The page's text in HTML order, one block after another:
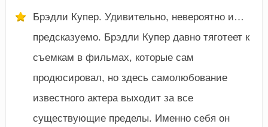
Брэдли Купер. Удивительно, невероятно и…
предсказуемо. Брэдли Купер давно тяготеет к
съемкам в фильмах, которые сам
продюсировал, но здесь самолюбование
известного актера выходит за все
существующие пределы. Именно себя он